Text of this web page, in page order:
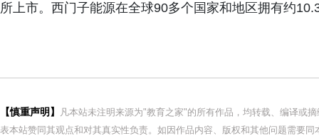
所上市。西门子能源在全球90多个国家和地区拥有约
【慎重声明】
凡本站未注明来源为"教育之家"的所有作品，均转载、编译或
表本站赞同其观点和对其真实性负责。如因作品内容、版权和其他问题需要